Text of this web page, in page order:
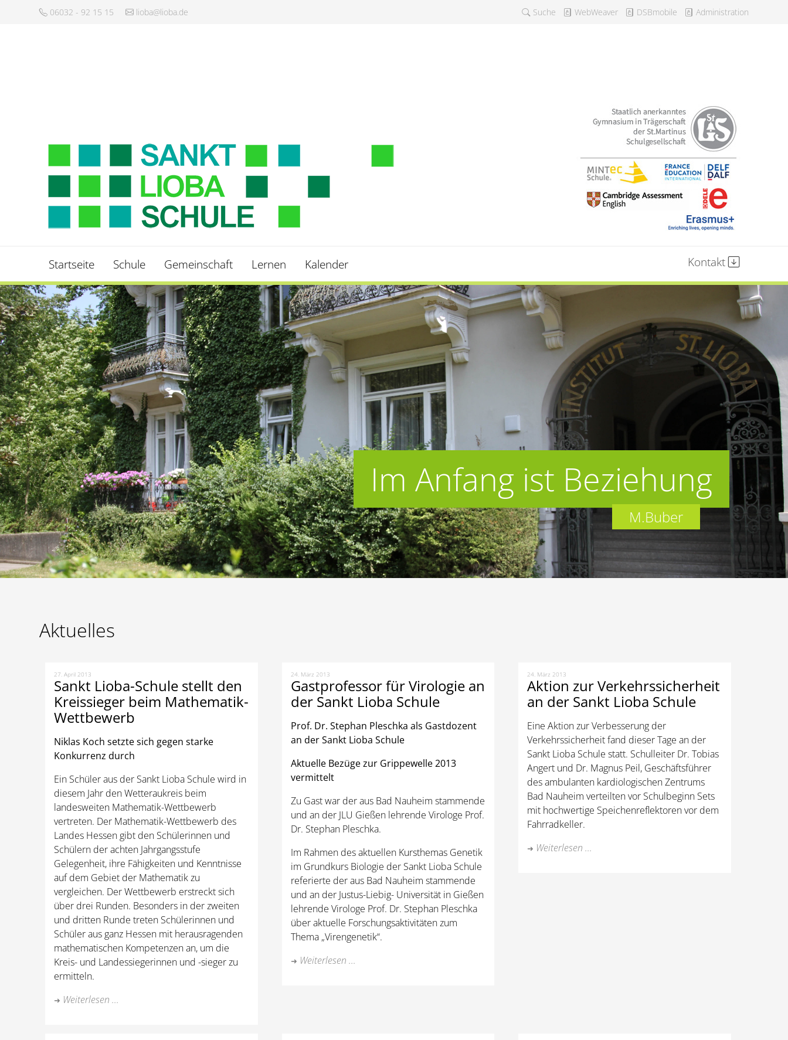
06032 - 92 15 15 lioba@lioba.de Suche WebWeaver DSBmobile Administration
Startseite Schule Gemeinschaft Lernen Kalender Kontakt
Im Anfang ist Beziehung
M.Buber
Aktuelles
27. April 2013
Sankt Lioba-Schule stellt den
Kreissieger beim Mathematik-
Wettbewerb
Niklas Koch setzte sich gegen starke
Konkurrenz durch
Ein Schüler aus der Sankt Lioba Schule wird in
diesem Jahr den Wetteraukreis beim
landesweiten Mathematik-Wettbewerb
vertreten. Der Mathematik-Wettbewerb des
Landes Hessen gibt den Schülerinnen und
Schülern der achten Jahrgangsstufe
Gelegenheit, ihre Fähigkeiten und Kenntnisse
auf dem Gebiet der Mathematik zu
vergleichen. Der Wettbewerb erstreckt sich
über drei Runden. Besonders in der zweiten
und dritten Runde treten Schülerinnen und
Schüler aus ganz Hessen mit herausragenden
mathematischen Kompetenzen an, um die
Kreis- und Landessiegerinnen und -sieger zu
ermitteln.
Weiterlesen ...
24. März 2013
Gastprofessor für Virologie an
der Sankt Lioba Schule
Prof. Dr. Stephan Pleschka als Gastdozent
an der Sankt Lioba Schule
Aktuelle Bezüge zur Grippewelle 2013
vermittelt
Zu Gast war der aus Bad Nauheim stammende
und an der JLU Gießen lehrende Virologe Prof.
Dr. Stephan Pleschka.
Im Rahmen des aktuellen Kursthemas Genetik
im Grundkurs Biologie der Sankt Lioba Schule
referierte der aus Bad Nauheim stammende
und an der Justus-Liebig- Universität in Gießen
lehrende Virologe Prof. Dr. Stephan Pleschka
über aktuelle Forschungsaktivitäten zum
Thema „Virengenetik“.
Weiterlesen ...
24. März 2013
Aktion zur Verkehrssicherheit
an der Sankt Lioba Schule
Eine Aktion zur Verbesserung der
Verkehrssicherheit fand dieser Tage an der
Sankt Lioba Schule statt. Schulleiter Dr. Tobias
Angert und Dr. Magnus Peil, Geschäftsführer
des ambulanten kardiologischen Zentrums
Bad Nauheim verteilten vor Schulbeginn Sets
mit hochwertige Speichenreflektoren vor dem
Fahrradkeller.
Weiterlesen ...